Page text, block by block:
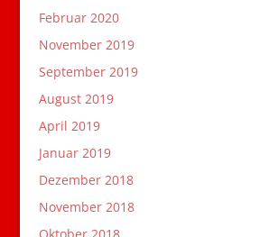
Februar 2020
November 2019
September 2019
August 2019
April 2019
Januar 2019
Dezember 2018
November 2018